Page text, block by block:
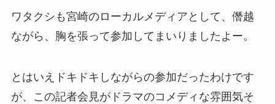
ワタクシも宮崎のローカルメディアとして、僭越
ながら、胸を張って参加してまいりましたよー。
とはいえドキドキしながらの参加だったわけです
が、この記者会見がドラマのコメディな雰囲気そ